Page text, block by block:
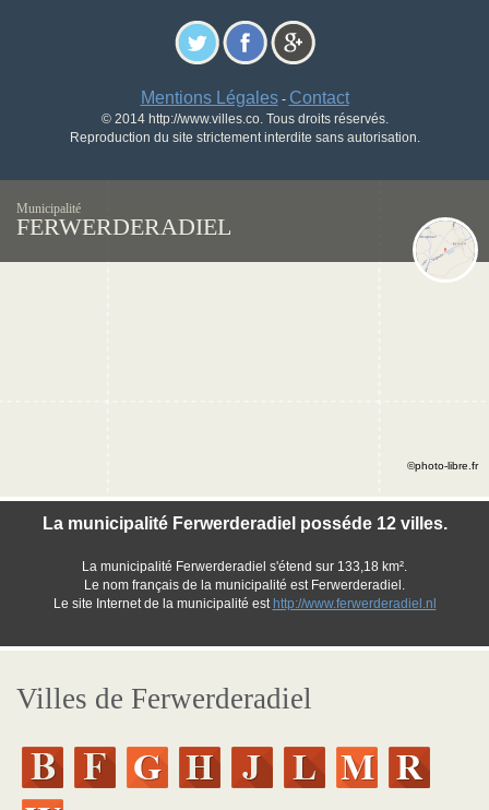
Mentions Légales- Contact
© 2014 http://www.villes.co. Tous droits réservés.
Reproduction du site strictement interdite sans autorisation.
Municipalité
FERWERDERADIEL
La municipalité Ferwerderadiel posséde 12 villes.
La municipalité Ferwerderadiel s'étend sur 133,18 km².
Le nom français de la municipalité est Ferwerderadiel.
Le site Internet de la municipalité est http://www.ferwerderadiel.nl
©photo-libre.fr
Villes de Ferwerderadiel